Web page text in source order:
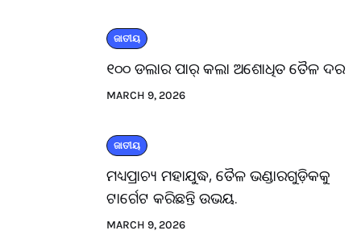
ଜାତୀୟ
୧୦୦ ଡଲାର ପାର୍ କଲା ଅଶୋଧିତ ତୈଳ ଦର
MARCH 9, 2026
ଜାତୀୟ
ମଧ୍ୟପ୍ରାଚ୍ୟ ମହାଯୁଦ୍ଧ, ତୈଳ ଭଣ୍ଡାରଗୁଡ଼ିକକୁ
ଟାର୍ଗେଟ କରିଛନ୍ତି ଉଭୟ.
MARCH 9, 2026